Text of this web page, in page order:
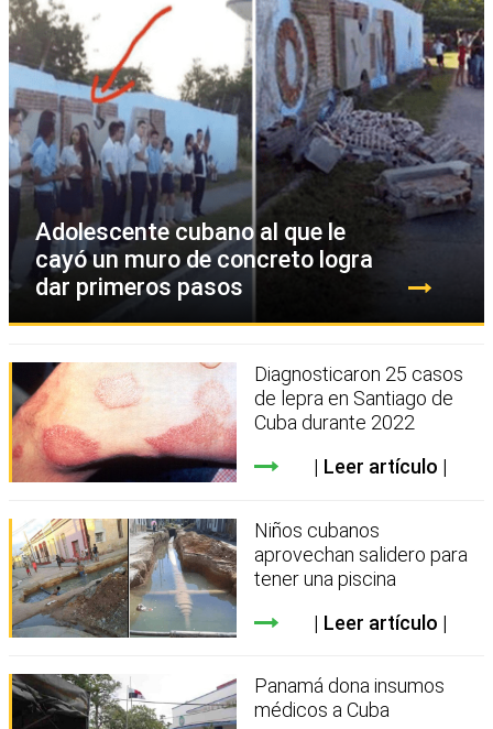
Adolescente cubano al que le
cayó un muro de concreto logra
dar primeros pasos
Diagnosticaron 25 casos
de lepra en Santiago de
Cuba durante 2022
Leer artículo
Niños cubanos
aprovechan salidero para
tener una piscina
Leer artículo
Panamá dona insumos
médicos a Cuba